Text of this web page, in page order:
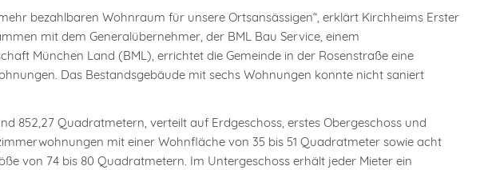
bezahlbaren Wohnraum für unsere Ortsansässigen“, erklärt Kirchheims Erster
mit dem Generalübernehmer, der BML Bau Service, einem
München Land (BML), errichtet die Gemeinde in der Rosenstraße eine
Das Bestandsgebäude mit sechs Wohnungen konnte nicht saniert
852,27 Quadratmetern, verteilt auf Erdgeschoss, erstes Obergeschoss und
mit einer Wohnfläche von 35 bis 51 Quadratmeter sowie acht
von 74 bis 80 Quadratmetern. Im Untergeschoss erhält jeder Mieter ein